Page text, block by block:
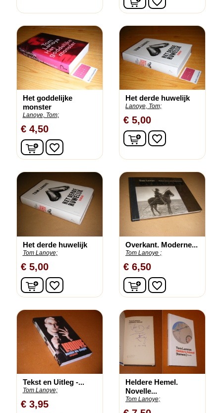
Het goddelijke
monster
Lanoye, Tom;
€ 4,50
In winkelwagen
favorite_border
Het derde huwelijk
Lanoye, Tom;
€ 5,00
In winkelwagen
favorite_border
Het derde huwelijk
Tom Lanoye;
€ 5,00
In winkelwagen
favorite_border
Overkant. Moderne...
Tom Lanoye ;
€ 6,50
In winkelwagen
favorite_border
Tekst en Uitleg -...
Tom Lanoye;
€ 3,95
Heldere Hemel.
Novelle...
Tom Lanoye;